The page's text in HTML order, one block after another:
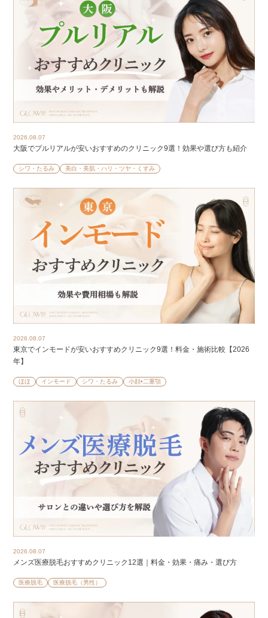
2026.08.07
大阪でプルリアルが安いおすすめのクリニック9選！効果や選び方も紹介
シワ・たるみ 美白・美肌・ハリ・ツヤ・くすみ
2026.08.07
東京でインモードが安いおすすめクリニック9選！料金・施術比較【2026
年】
ほほ インモード シワ・たるみ 小顔•二重顎
2026.08.07
メンズ医療脱毛おすすめクリニック12選｜料金・効果・痛み・選び方
医療脱毛 医療脱毛（男性）